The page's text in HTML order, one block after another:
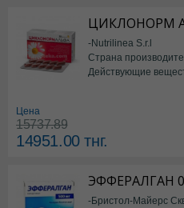
ЦИКЛОНОРМ
-Nutrilinea S.r.l
Страна
Действующие
Цена
15737.89
14951.00тнг.
ЭФФЕРАЛГАН
-Бристол-Майерс